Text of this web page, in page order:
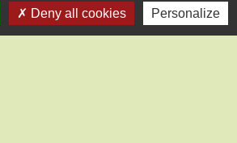
+33 2 37 82 58 07
Deny all cookies Personalize